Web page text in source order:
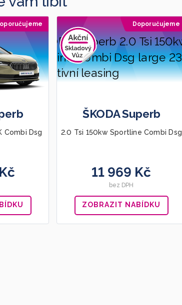
Combi Dsg
Doporučujeme
ŠKODA Superb
2.0 Tsi 150kw Sportline Combi Dsg
11 969 Kč
bez DPH
ZOBRAZIT NABÍDKU